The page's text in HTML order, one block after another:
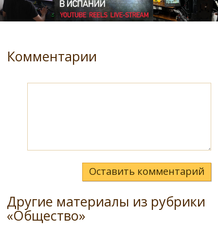
Комментарии
Оставить комментарий
Другие материалы из рубрики
«Общество»